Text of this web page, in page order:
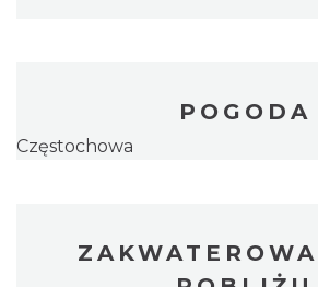
POGODA
Częstochowa